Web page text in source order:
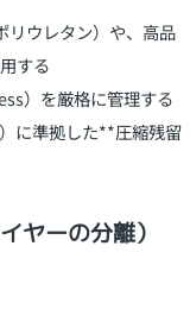
リウレタン）や、高品
する
）を厳格に管理する
に準拠した**圧縮残留
ヤーの分離）